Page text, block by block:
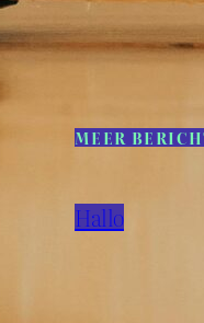
MEER
Hallo